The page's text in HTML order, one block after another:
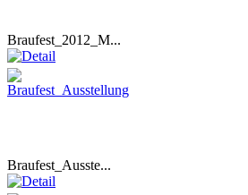
Braufest_2012_M...
Braufest_Ausste...